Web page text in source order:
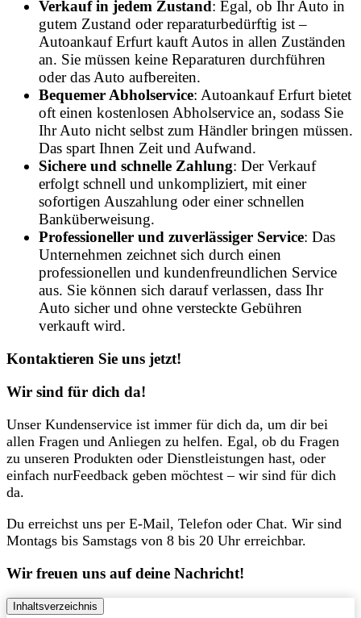
Verkauf in jedem Zustand: Egal, ob Ihr Auto in
gutem Zustand oder reparaturbedürftig ist –
Autoankauf Erfurt kauft Autos in allen Zuständen
an. Sie müssen keine Reparaturen durchführen
oder das Auto aufbereiten.
Bequemer Abholservice: Autoankauf Erfurt bietet
oft einen kostenlosen Abholservice an, sodass Sie
Ihr Auto nicht selbst zum Händler bringen müssen.
Das spart Ihnen Zeit und Aufwand.
Sichere und schnelle Zahlung: Der Verkauf
erfolgt schnell und unkompliziert, mit einer
sofortigen Auszahlung oder einer schnellen
Banküberweisung.
Professioneller und zuverlässiger Service: Das
Unternehmen zeichnet sich durch einen
professionellen und kundenfreundlichen Service
aus. Sie können sich darauf verlassen, dass Ihr
Auto sicher und ohne versteckte Gebühren
verkauft wird.
Kontaktieren Sie uns jetzt!
Wir sind für dich da!
Unser Kundenservice ist immer für dich da, um dir bei
allen Fragen und Anliegen zu helfen. Egal, ob du Fragen
zu unseren Produkten oder Dienstleistungen hast, oder
einfach nurFeedback geben möchtest – wir sind für dich
da.
Du erreichst uns per E-Mail, Telefon oder Chat. Wir sind
Montags bis Samstags von 8 bis 20 Uhr erreichbar.
Wir freuen uns auf deine Nachricht!
Inhaltsverzeichnis